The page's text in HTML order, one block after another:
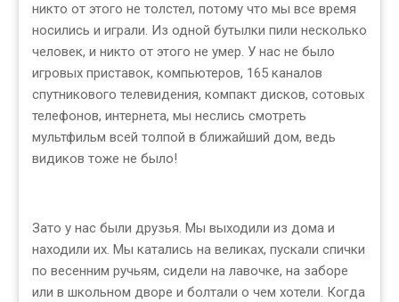
никто от этого не толстел, потому что мы все время
носились и играли. Из одной бутылки пили несколько
человек, и никто от этого не умер. У нас не было
игровых приставок, компьютеров, 165 каналов
спутникового телевидения, компакт дисков, сотовых
телефонов, интернета, мы неслись смотреть
мультфильм всей толпой в ближайший дом, ведь
видиков тоже не было!
Зато у нас были друзья. Мы выходили из дома и
находили их. Мы катались на великах, пускали спички
по весенним ручьям, сидели на лавочке, на заборе
или в школьном дворе и болтали о чем хотели. Когда